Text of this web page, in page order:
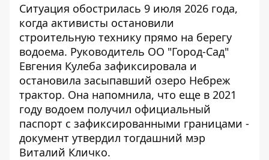
Ситуация обострилась 9 июля 2026 года,
когда активисты остановили
строительную технику прямо на берегу
водоема. Руководитель ОО "Город-Сад"
Евгения Кулеба зафиксировала и
остановила засыпавший озеро Небреж
трактор. Она напомнила, что еще в 2021
году водоем получил официальный
паспорт с зафиксированными границами -
документ утвердил тогдашний мэр
Виталий Кличко.